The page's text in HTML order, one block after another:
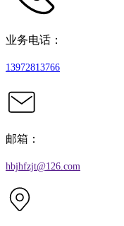
业务电话：
13972813766
邮箱：
hbjhfzjt@126.com